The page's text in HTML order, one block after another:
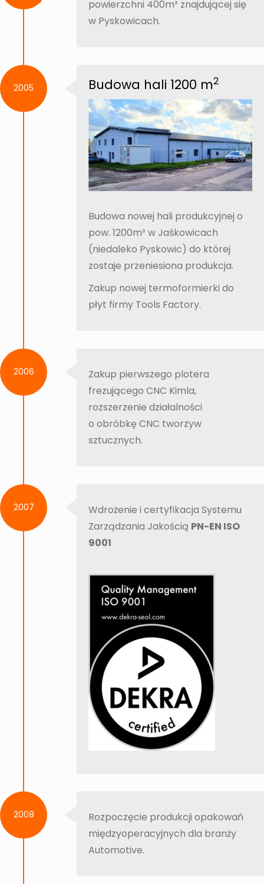
powierzchni 400m² znajdującej się
w Pyskowicach.
Budowa hali 1200 m2
Budowa nowej hali produkcyjnej o
pow. 1200m² w Jaśkowicach
(niedaleko Pyskowic) do której
zostaje przeniesiona produkcja.
Zakup nowej termoformierki do
płyt firmy Tools Factory.
2005
Zakup pierwszego plotera
frezującego CNC Kimla,
rozszerzenie działalności
o obróbkę CNC tworzyw
sztucznych.
2006
Wdrożenie i certyfikacja Systemu
Zarządzania Jakością PN-EN ISO
9001
2007
Rozpoczęcie produkcji opakowań
międzyoperacyjnych dla branży
Automotive.
2008